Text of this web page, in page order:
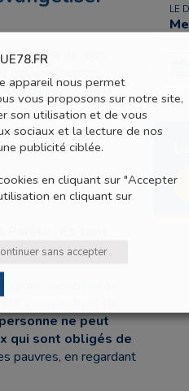
petits de mes
Béatitudes. Nous
regard.
celui de la
manière
d’une lecture
: ils sont
évidemment, et ils
Les pauvres
jusqu’au bout de
ne peut
qui sont obligés de
pauvres, en regardant
LE
appareil nous permet
vous proposons sur notre site,
son utilisation et de vous
sociaux et la lecture de nos
publicité ciblée.
en cliquant sur "Accepter
en cliquant sur
sans accepter